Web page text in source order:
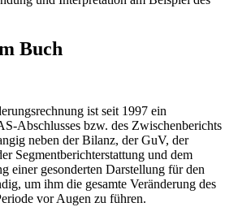
Buch
ist seit 1997 ein
Abschlusses bzw. des Zwischenberichts
neben der Bilanz, der GuV, der
Segmentberichterstattung und dem
einer gesonderten Darstellung für den
um ihm die gesamte Veränderung des
vor Augen zu führen.